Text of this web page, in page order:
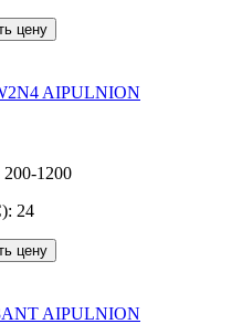
цену
AIPULNION
1200
24
цену
AIPULNION